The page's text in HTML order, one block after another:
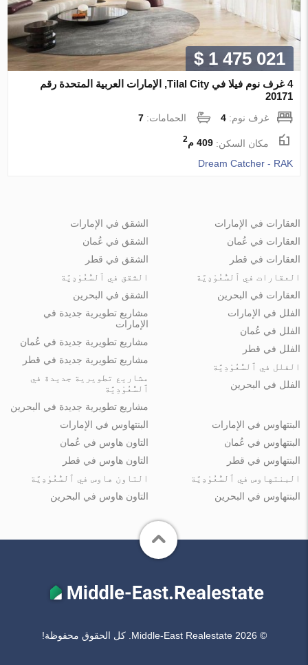
$ 1 475 021
4 غرف نوم فيلا في Tilal City, الإمارات العربية المتحدة رقم
20171
غرف نوم:4 الحمامات:7
مكان السكن:409 م 2
Dream Catcher - RAK
العقارات في الإمارات
العقارات في عُمان
العقارات في قطر
العقارات في ٱلسُّعُوْدِيَّة
العقارات في البحرين
الشقق في الإمارات
الشقق في عُمان
الشقق في قطر
الشقق في ٱلسُّعُوْدِيَّة
الشقق في البحرين
الفلل في الإمارات
الفلل في عُمان
الفلل في قطر
الفلل في ٱلسُّعُوْدِيَّة
الفلل في البحرين
مشاريع تطويرية جديدة في
الإمارات
مشاريع تطويرية جديدة في عُمان
مشاريع تطويرية جديدة في قطر
مشاريع تطويرية جديدة في
ٱلسُّعُوْدِيَّة
مشاريع تطويرية جديدة في البحرين
البنتهاوس في الإمارات
البنتهاوس في عُمان
البنتهاوس في قطر
البنتهاوس في ٱلسُّعُوْدِيَّة
البنتهاوس في البحرين
البنتهاوس في الإمارات
التاون هاوس في عُمان
التاون هاوس في قطر
التاون هاوس في ٱلسُّعُوْدِيَّة
التاون هاوس في البحرين
© Middle-East Realestate 2026. كل الحقوق محفوظة!